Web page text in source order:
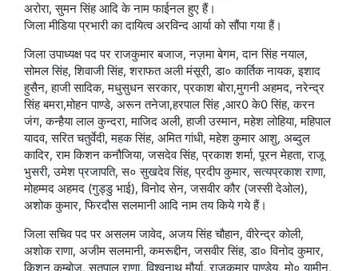
अरोरा, सुमन सिंह आदि के नाम फाईनल हुए हैं।
जिला मीडिया प्रभारी का दायित्व अरविन्द आर्या को सौंपा गया हैं।
जिला उपाध्यक्ष पद पर राजकुमार बजाज, नज़मा बेगम, दान सिंह नयाल,
सोमल सिंह, शिवाजी सिंह, शराफत अली मंसूरी, डा० कार्तिक नायक, इशाद
हुसैन, हाजी सादिक, मधुसुधन सरकार, प्रकाश बोरा,मुगनी अहमद, नरेन्द्र
सिंह बमरा,मोहन पाण्डे, अरून तनेजा,हरपाल सिंह ,आर0 के0 सिंह, करन
जंग, कन्हैया लाल कुन्दरा, माजिद अली, हाजी उस्मान, महेश लोहिया, महिपाल
यादव, सरित चतुर्वेदी, महक सिंह, अमित गांधी, महेश कुमार आशु, अब्दुल
कादिर, राम किशन कनौजिया, जसदेव सिंह, प्रकाश शर्मा, पूरन मेहता, राजू
भुसरी, उमेश प्रजापति, स० सुखदेव सिंह, प्रदीप कुमार, सत्यप्रकाश राणा,
मोहम्मद अहमद (गुड्डु भाई), विनोद सेन, जसवीर कौर (जस्सी देओल),
अशोक कुमार, फिरदौस सलमानी आदि नाम तय किये गये हैं।
जिला सचिव पद पर असलम जावेद, अजय सिंह चौहान, वीरेन्द्र कोली,
अशोक राणा, अजीम सलमानी, कमरूद्दीन, जसवीर सिंह, डा० विनोद कुमार,
किशन कम्बोज, सतपाल राणा, विश्वनाथ मौर्या, राजकुमार पाण्डेय, मो० यामीन,